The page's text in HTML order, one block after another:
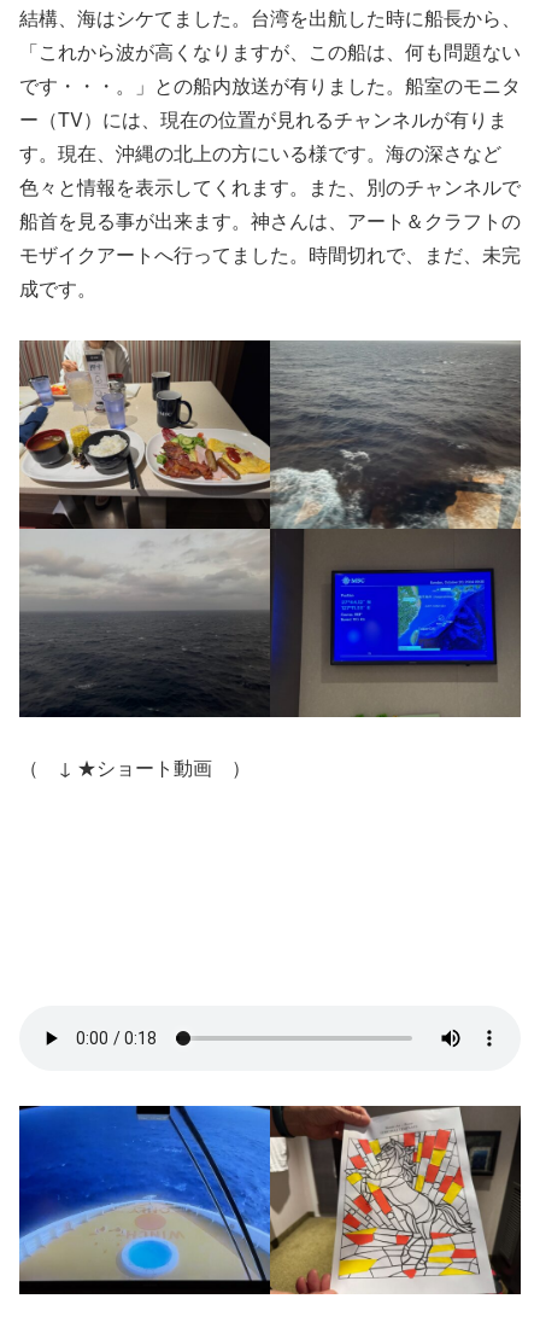
結構、海はシケてました。台湾を出航した時に船長から、
「これから波が高くなりますが、この船は、何も問題ない
です・・・。」との船内放送が有りました。船室のモニタ
ー（TV）には、現在の位置が見れるチャンネルが有りま
す。現在、沖縄の北上の方にいる様です。海の深さなど
色々と情報を表示してくれます。また、別のチャンネルで
船首を見る事が出来ます。神さんは、アート＆クラフトの
モザイクアートへ行ってました。時間切れで、まだ、未完
成です。
（ ↓ ★ショート動画 ）